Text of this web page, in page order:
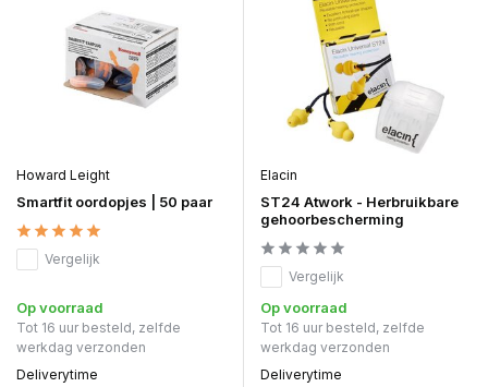
Howard Leight
Smartfit oordopjes | 50 paar
Vergelijk
Op voorraad
Tot 16 uur besteld, zelfde
werkdag verzonden
Deliverytime
Elacin
ST24 Atwork - Herbruikbare
gehoorbescherming
Vergelijk
Op voorraad
Tot 16 uur besteld, zelfde
werkdag verzonden
Deliverytime